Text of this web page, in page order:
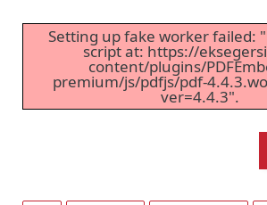
Setting up fake worker failed:
script at: https://
content/plugins/
premium/js/pdfjs/pdf-
ver=4.4.3".